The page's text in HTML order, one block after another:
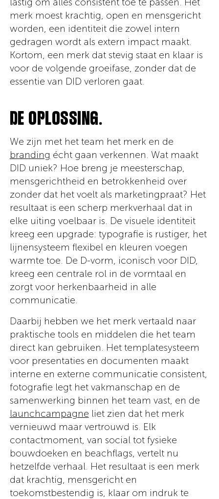
merk moest krachtig, open en mensgericht
worden, een identiteit die zowel intern
gedragen wordt als extern impact maakt.
Kortom, een merk dat stevig staat en klaar is
voor de volgende groeifase, zonder dat de
essentie van DID verloren gaat.
DE OPLOSSING.
We zijn met het team het merk en de
branding écht gaan verkennen. Wat maakt
DID uniek? Hoe breng je meesterschap,
mensgerichtheid en betrokkenheid over
zonder dat het voelt als marketingpraat? Het
resultaat is een scherp merkverhaal dat in
elke uiting voelbaar is. De visuele identiteit
kreeg een upgrade: typografie is rustiger, het
lijnensysteem flexibel en kleuren voegen
warmte toe. De D-vorm, iconisch voor DID,
kreeg een centrale rol in de vormtaal en
zorgt voor herkenbaarheid in alle
communicatie.
Daarbij hebben we het merk vertaald naar
praktische tools en middelen die het team
direct kan gebruiken. Het templatesysteem
voor presentaties en documenten maakt
interne en externe communicatie consistent,
fotografie legt het vakmanschap en de
samenwerking binnen het team vast, en de
launchcampagne liet zien dat het merk
vernieuwd maar vertrouwd is. Elk
contactmoment, van social tot fysieke
bouwdoeken en beachflags, vertelt nu
hetzelfde verhaal. Het resultaat is een merk
dat krachtig, mensgericht en
toekomstbestendig is, klaar om indruk te